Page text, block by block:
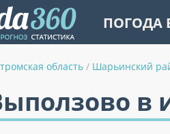
ПОГОДА
область / Шарьинский
в